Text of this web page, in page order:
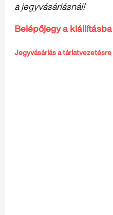
a jegyvásárlásnál!
Belépőjegy a kiállításba
Jegyvásárlás a tárlatvezetésre